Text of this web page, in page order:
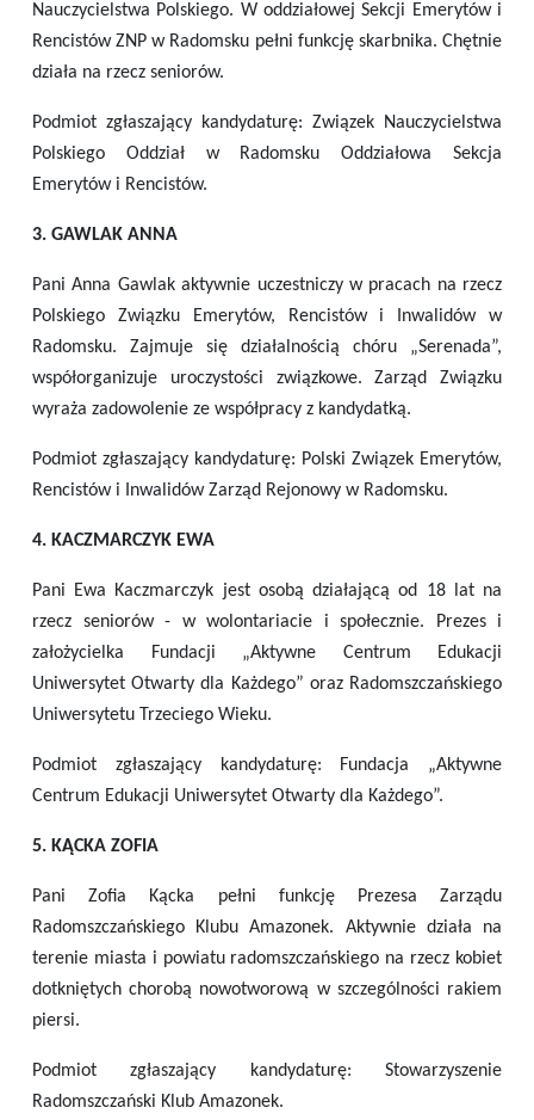
Nauczycielstwa Polskiego. W oddziałowej Sekcji Emerytów i
Rencistów ZNP w Radomsku pełni funkcję skarbnika. Chętnie
działa na rzecz seniorów.
Podmiot zgłaszający kandydaturę: Związek Nauczycielstwa
Polskiego Oddział w Radomsku Oddziałowa Sekcja
Emerytów i Rencistów.
3. GAWLAK ANNA
Pani Anna Gawlak aktywnie uczestniczy w pracach na rzecz
Polskiego Związku Emerytów, Rencistów i Inwalidów w
Radomsku. Zajmuje się działalnością chóru „Serenada”,
współorganizuje uroczystości związkowe. Zarząd Związku
wyraża zadowolenie ze współpracy z kandydatką.
Podmiot zgłaszający kandydaturę: Polski Związek Emerytów,
Rencistów i Inwalidów Zarząd Rejonowy w Radomsku.
4. KACZMARCZYK EWA
Pani Ewa Kaczmarczyk jest osobą działającą od 18 lat na
rzecz seniorów - w wolontariacie i społecznie. Prezes i
założycielka Fundacji „Aktywne Centrum Edukacji
Uniwersytet Otwarty dla Każdego” oraz Radomszczańskiego
Uniwersytetu Trzeciego Wieku.
Podmiot zgłaszający kandydaturę: Fundacja „Aktywne
Centrum Edukacji Uniwersytet Otwarty dla Każdego”.
5. KĄCKA ZOFIA
Pani Zofia Kącka pełni funkcję Prezesa Zarządu
Radomszczańskiego Klubu Amazonek. Aktywnie działa na
terenie miasta i powiatu radomszczańskiego na rzecz kobiet
dotkniętych chorobą nowotworową w szczególności rakiem
piersi.
Podmiot zgłaszający kandydaturę: Stowarzyszenie
Radomszczański Klub Amazonek.